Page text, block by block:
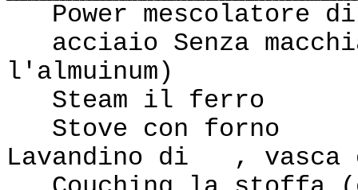
Power mescolatore
acciaio Senza
l'almuinum)
Steam il ferro
Stove con forno
Lavandino di , vasca